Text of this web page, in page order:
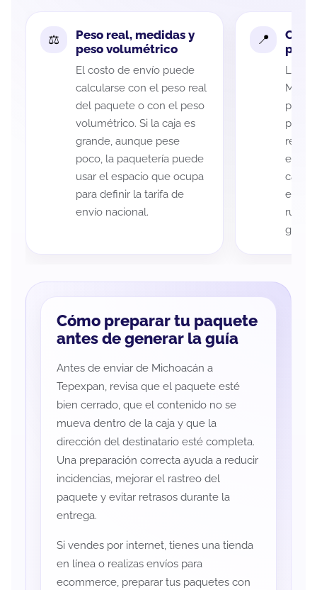
Peso real, medidas y
peso volumétrico
El costo de envío puede
calcularse con el peso real
del paquete o con el peso
volumétrico. Si la caja es
grande, aunque pese
poco, la paquetería puede
usar el espacio que ocupa
para definir la tarifa de
envío nacional.
La
cada
es
ruta
guía
Cómo preparar tu paquete
antes de generar la guía
Antes de enviar de Michoacán a
Tepexpan, revisa que el paquete esté
bien cerrado, que el contenido no se
mueva dentro de la caja y que la
dirección del destinatario esté completa.
Una preparación correcta ayuda a reducir
incidencias, mejorar el rastreo del
paquete y evitar retrasos durante la
entrega.
Si vendes por internet, tienes una tienda
en línea o realizas envíos para
ecommerce, preparar tus paquetes con